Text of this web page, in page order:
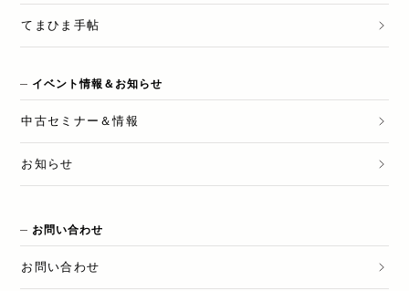
てまひま手帖
イベント情報＆お知らせ
中古セミナー＆情報
お知らせ
お問い合わせ
お問い合わせ